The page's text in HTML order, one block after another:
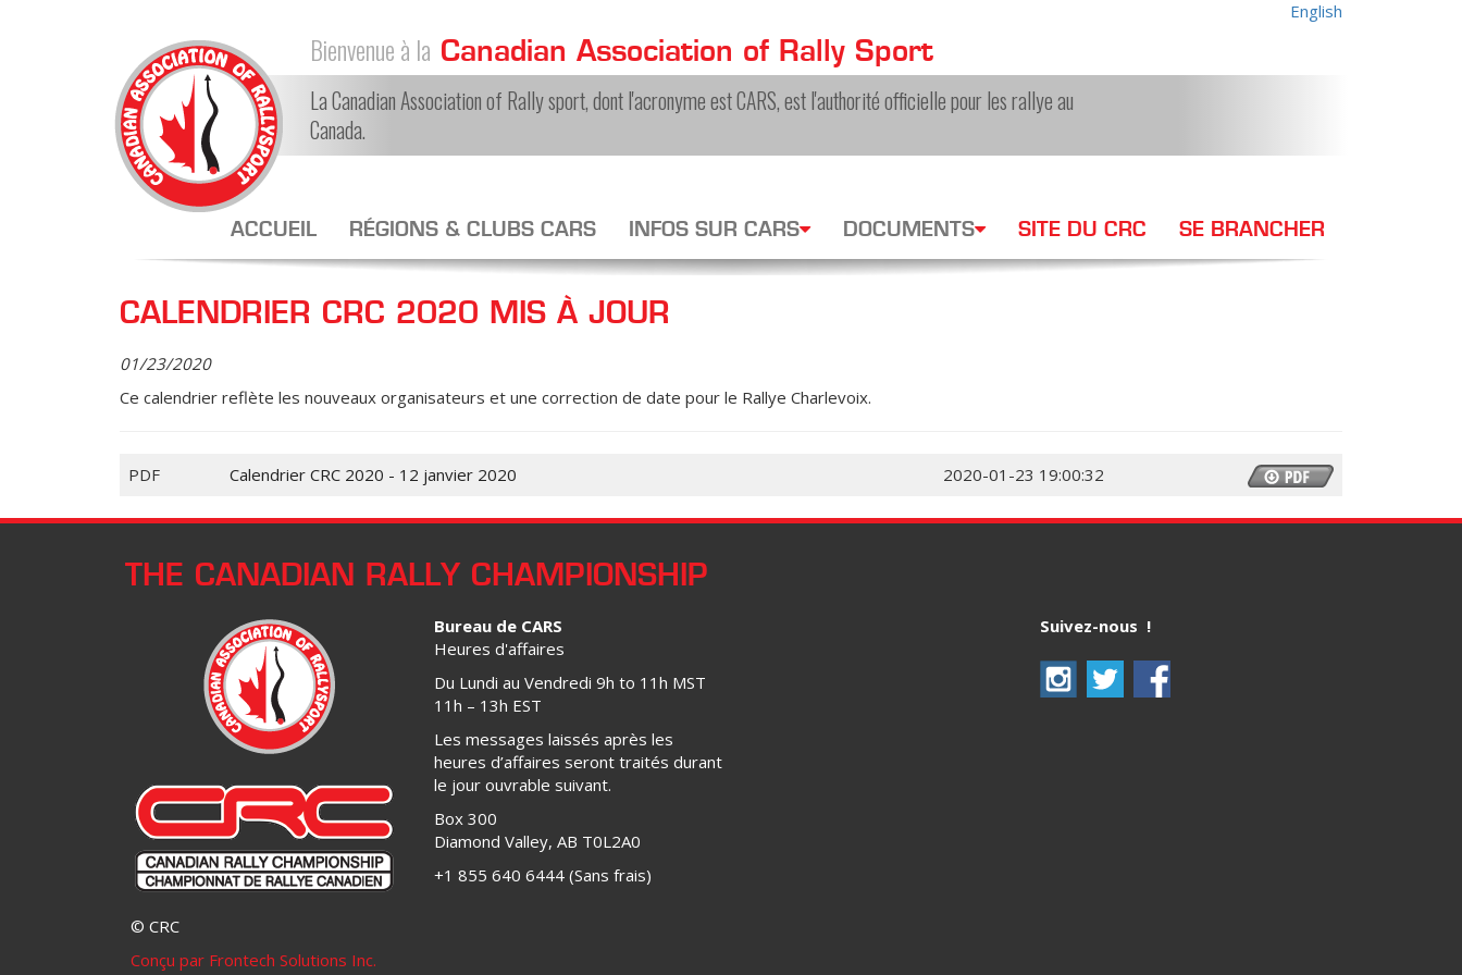
English
Bienvenue à la Canadian Association of Rally Sport
La Canadian Association of Rally sport, dont l'acronyme est CARS, est l'authorité officielle pour les rallye au
Canada.
ACCUEIL RÉGIONS & CLUBS CARS INFOS SUR CARS DOCUMENTS SITE DU CRC SE BRANCHER
CALENDRIER CRC 2020 MIS À JOUR
01/23/2020
Ce calendrier reflète les nouveaux organisateurs et une correction de date pour le Rallye Charlevoix.
PDF Calendrier CRC 2020 - 12 janvier 2020 2020-01-23 19:00:32
THE CANADIAN RALLY CHAMPIONSHIP
© CRC
Conçu par Frontech Solutions Inc.
Bureau de CARS
Heures d'affaires
Du Lundi au Vendredi 9h to 11h MST
11h – 13h EST
Les messages laissés après les
heures d’affaires seront traités durant
le jour ouvrable suivant.
Box 300
Diamond Valley, AB T0L2A0
+1 855 640 6444 (Sans frais)
Suivez-nous !